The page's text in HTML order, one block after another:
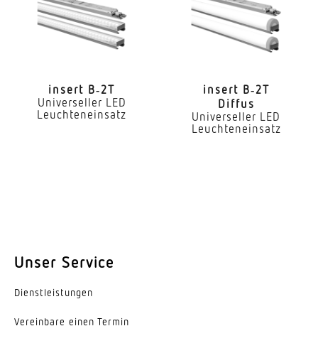
Geeignet für Lichtbandkonfiguration
geeignet für Durchgangsverdrahtung
Leuchtmittel
Schutzart
Schutzklasse
insert B‑2T
Universeller LED
Leuchteneinsatz
insert B‑2T
Diffus
Universeller LED
Leuchteneinsatz
Unser Service
Dienst­leis­tungen
Vereinbare einen Termin